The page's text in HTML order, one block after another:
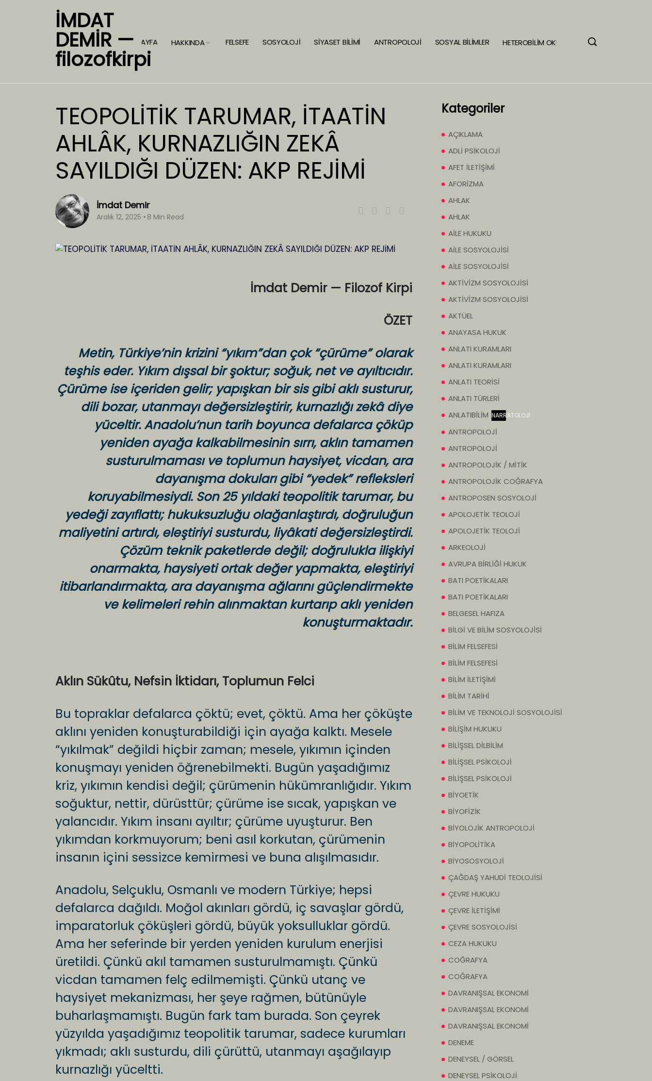
İMDAT
DEMİR —
filozofkirpi
ANASAYFA HAKKINDA FELSEFE SOSYOLOJİ SİYASET BİLİMİ ANTROPOLOJİ SOSYAL BİLİMLER HETEROBİLİM OKULU
TEOPOLİTİK TARUMAR, İTAATİN
AHLÂK, KURNAZLIĞIN ZEKÂ
SAYILDIĞI DÜZEN: AKP REJİMİ
İmdat Demir
Aralık 12, 2025 8 Min Read
İmdat Demir — Filozof Kirpi
ÖZET
Metin, Türkiye’nin krizini “yıkım”dan çok “çürüme” olarak
teşhis eder. Yıkım dışsal bir şoktur; soğuk, net ve ayıltıcıdır.
Çürüme ise içeriden gelir; yapışkan bir sis gibi aklı susturur,
dili bozar, utanmayı değersizleştirir, kurnazlığı zekâ diye
yüceltir. Anadolu’nun tarih boyunca defalarca çöküp
yeniden ayağa kalkabilmesinin sırrı, aklın tamamen
susturulmaması ve toplumun haysiyet, vicdan, ara
dayanışma dokuları gibi “yedek” refleksleri
koruyabilmesiydi. Son 25 yıldaki teopolitik tarumar, bu
yedeği zayıflattı; hukuksuzluğu olağanlaştırdı, doğruluğun
maliyetini artırdı, eleştiriyi susturdu, liyâkati değersizleştirdi.
Çözüm teknik paketlerde değil; doğrulukla ilişkiyi
onarmakta, haysiyeti ortak değer yapmakta, eleştiriyi
itibarlandırmakta, ara dayanışma ağlarını güçlendirmekte
ve kelimeleri rehin alınmaktan kurtarıp aklı yeniden
konuşturmaktadır.
Aklın Sükûtu, Nefsin İktidarı, Toplumun Felci
Bu topraklar defalarca çöktü; evet, çöktü. Ama her çöküşte
aklını yeniden konuşturabildiği için ayağa kalktı. Mesele
“yıkılmak” değildi hiçbir zaman; mesele, yıkımın içinden
konuşmayı yeniden öğrenebilmekti. Bugün yaşadığımız
kriz, yıkımın kendisi değil; çürümenin hükümranlığıdır. Yıkım
soğuktur, nettir, dürüsttür; çürüme ise sıcak, yapışkan ve
yalancıdır. Yıkım insanı ayıltır; çürüme uyuşturur. Ben
yıkımdan korkmuyorum; beni asıl korkutan, çürümenin
insanın içini sessizce kemirmesi ve buna alışılmasıdır.
Anadolu, Selçuklu, Osmanlı ve modern Türkiye; hepsi
defalarca dağıldı. Moğol akınları gördü, iç savaşlar gördü,
imparatorluk çöküşleri gördü, büyük yoksulluklar gördü.
Ama her seferinde bir yerden yeniden kurulum enerjisi
üretildi. Çünkü akıl tamamen susturulmamıştı. Çünkü
vicdan tamamen felç edilmemişti. Çünkü utanç ve
haysiyet mekanizması, her şeye rağmen, bütünüyle
buharlaşmamıştı. Bugün fark tam burada. Son çeyrek
yüzyılda yaşadığımız teopolitik tarumar, sadece kurumları
yıkmadı; aklı susturdu, dili çürüttü, utanmayı aşağılayıp
kurnazlığı yüceltti.
Kategoriler
AÇIKLAMA
ADLİ PSİKOLOJİ
AFET İLETİŞİMİ
AFORİZMA
AHLAK
AHLAK
AİLE HUKUKU
AİLE SOSYOLOJİSİ
AİLE SOSYOLOJİSİ
AKTİVİZM SOSYOLOJİSİ
AKTİVİZM SOSYOLOJİSİ
AKTÜEL
ANAYASA HUKUK
ANLATI KURAMLARI
ANLATI KURAMLARI
ANLATI TEORİSİ
ANLATI TÜRLERİ
ANLATIBİLİM NARRATOLOJİ
ANTROPOLOJİ
ANTROPOLOJİ
ANTROPOLOJİK / MİTİK
ANTROPOLOJİK COĞRAFYA
ANTROPOSEN SOSYOLOJİ
APOLOJETİK TEOLOJİ
APOLOJETİK TEOLOJİ
ARKEOLOJİ
AVRUPA BİRLİĞİ HUKUK
BATI POETİKALARI
BATI POETİKALARI
BELGESEL HAFIZA
BİLGİ VE BİLİM SOSYOLOJİSİ
BİLİM FELSEFESİ
BİLİM FELSEFESİ
BİLİM İLETİŞİMİ
BİLİM TARİHİ
BİLİM VE TEKNOLOJİ SOSYOLOJİSİ
BİLİŞİM HUKUKU
BİLİŞSEL DİLBİLİM
BİLİŞSEL PSİKOLOJİ
BİLİŞSEL PSİKOLOJİ
BİYOETİK
BİYOFİZİK
BİYOLOJİK ANTROPOLOJİ
BİYOPOLİTİKA
BİYOSOSYOLOJİ
ÇAĞDAŞ YAHUDİ TEOLOJİSİ
ÇEVRE HUKUKU
ÇEVRE İLETİŞİMİ
ÇEVRE SOSYOLOJİSİ
CEZA HUKUKU
COĞRAFYA
COĞRAFYA
DAVRANIŞSAL EKONOMİ
DAVRANIŞSAL EKONOMİ
DAVRANIŞSAL EKONOMİ
DENEME
DENEYSEL / GÖRSEL
DENEYSEL PSİKOLOJİ